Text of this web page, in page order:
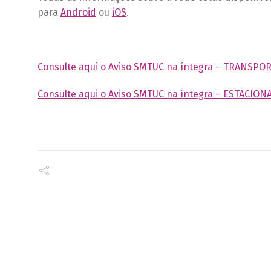
para Android ou iOS.
Consulte aqui o Aviso SMTUC na íntegra –
Consulte aqui o Aviso SMTUC na íntegra –